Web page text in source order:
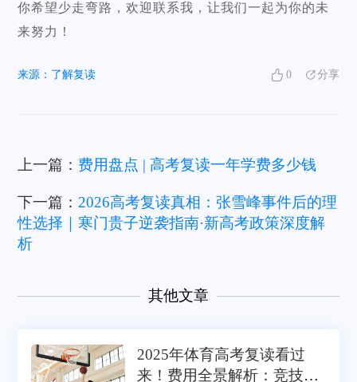
你希望少走弯路，欢迎联系我，让我们一起为你的未
来努力！
来源： 了解复读 0 分享
上一篇： 费用盘点 | 高考复读一年学费多少钱
下一篇： 2026高考复读真相：张雪峰事件后的理
性选择｜寒门贵子逆袭指南·新高考政策深度解
析
其他文章
2025年体育高考复读看过
来！费用全景解析：竞技与